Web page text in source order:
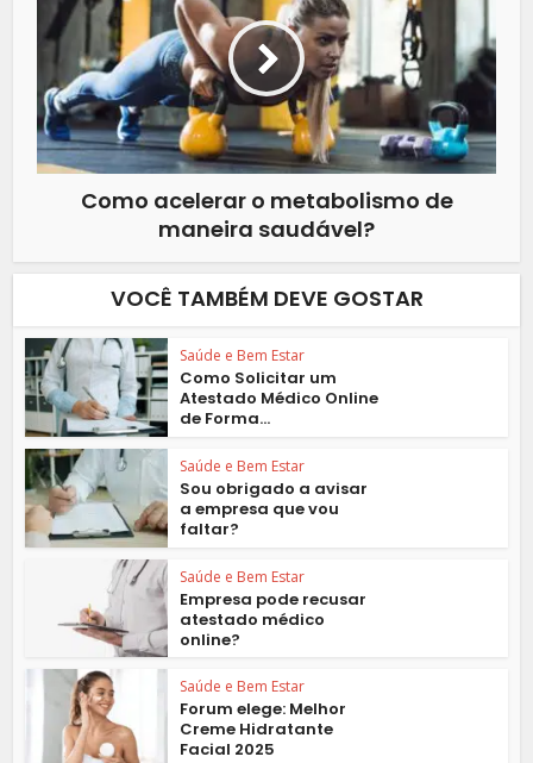
Como acelerar o metabolismo de
maneira saudável?
VOCÊ TAMBÉM DEVE GOSTAR
Saúde e Bem Estar
Como Solicitar um
Atestado Médico Online
de Forma...
Saúde e Bem Estar
Sou obrigado a avisar
a empresa que vou
faltar?
Saúde e Bem Estar
Empresa pode recusar
atestado médico
online?
Saúde e Bem Estar
Forum elege: Melhor
Creme Hidratante
Facial 2025